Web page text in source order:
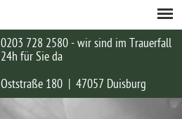
0203 728 2580 - wir sind im Trauerfall
24h für Sie da
Oststraße 180 | 47057 Duisburg